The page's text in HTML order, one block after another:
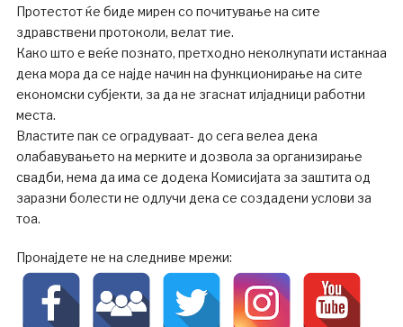
Протестот ќе биде мирен со почитување на сите
здравствени протоколи, велат тие.
Како што е веќе познато, претходно неколкупати истакнаа
дека мора да се најде начин на функционирање на сите
економски субјекти, за да не згаснат илјадници работни
места.
Властите пак се оградуваат- до сега велеа дека
олабавувањето на мерките и дозвола за организирање
свадби, нема да има се додека Комисијата за заштита од
заразни болести не одлучи дека се создадени услови за
тоа.
Пронајдете не на следниве мрежи: